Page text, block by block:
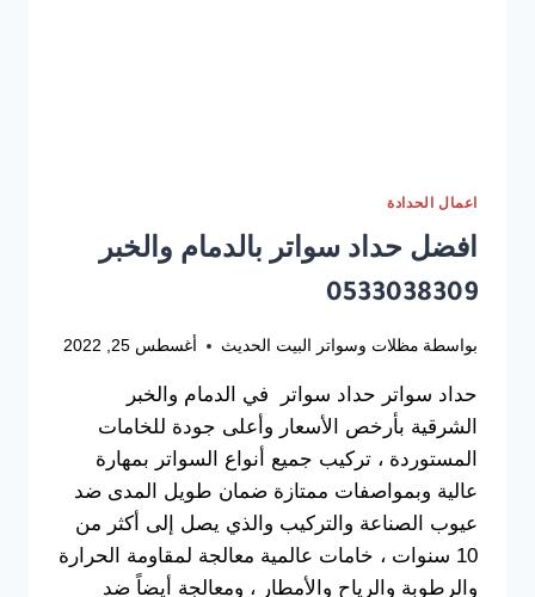
اعمال الحدادة
افضل حداد سواتر بالدمام والخبر
0533038309
بواسطة مظلات وسواتر البيت الحديث أغسطس 25, 2022
حداد سواتر حداد سواتر في الدمام والخبر
الشرقية بأرخص الأسعار وأعلى جودة للخامات
المستوردة ، تركيب جميع أنواع السواتر بمهارة
عالية وبمواصفات ممتازة ضمان طويل المدى ضد
عيوب الصناعة والتركيب والذي يصل إلى أكثر من
10 سنوات ، خامات عالمية معالجة لمقاومة الحرارة
والرطوبة والرياح والأمطار ، ومعالجة أيضاً ضد